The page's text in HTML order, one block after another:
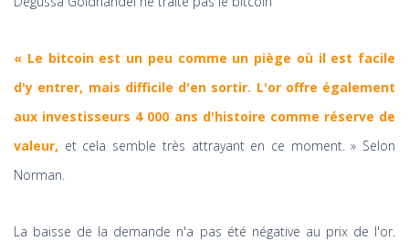
« Le bitcoin est un peu comme un piège où il est facile
d'y entrer, mais difficile d'en sortir. L'or offre également
aux investisseurs 4 000 ans d'histoire comme réserve de
valeur, et cela semble très attrayant en ce moment. » Selon
Norman.
La baisse de la demande n'a pas été négative au prix de l'or.